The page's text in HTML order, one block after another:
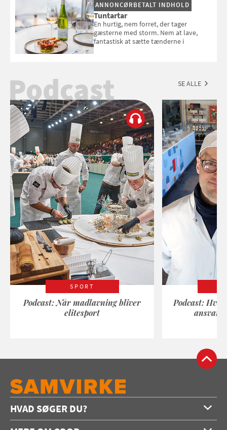
ANNONCØRBETALT INDHOLD
Tuntartar
En hurtig, nem forret, der tager
gæsterne med storm. Nem at lave,
fantastisk at sætte tænderne i
Podcast SE ALLE
SPORT
Podcast: Når madlavning bliver
elitesport
Podcast:
HVAD SØGER DU?
Forside